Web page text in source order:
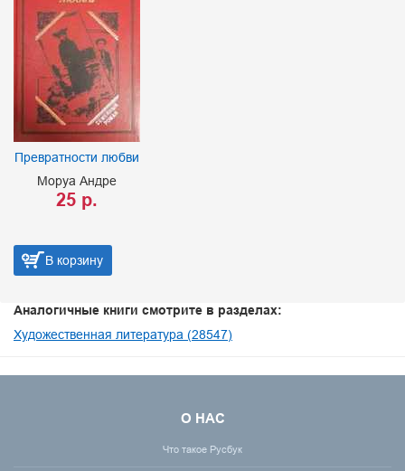
Превратности любви
Моруа Андре
25 р.
В корзину
Аналогичные книги смотрите в разделах:
Художественная литература (28547)
О НАС
Что такое Русбук